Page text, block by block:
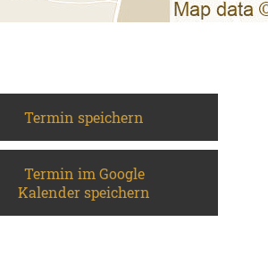
Termin speichern
Termin im Google
Kalender speichern